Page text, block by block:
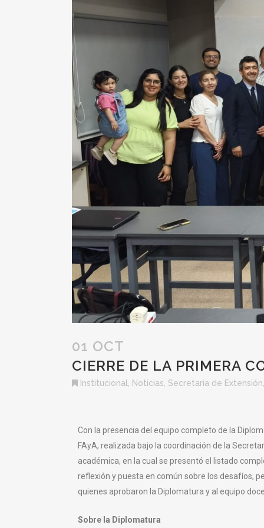
01 OCT
CIERRE DE LA PRIMERA
Institucional Noticias Secretaria de
Con la presencia del equipo completo de la
FAyA, realizada bajo la coordinación de la
académica, en la cual se presentó el listado
reflexión y puesta en común sobre los desafíos,
quienes aprobaron la Diplomatura y al equipo
Sobre la Diplomatura